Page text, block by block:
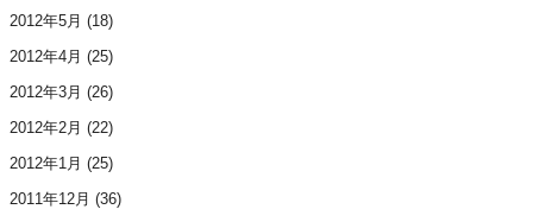
2012年5月 (18)
2012年4月 (25)
2012年3月 (26)
2012年2月 (22)
2012年1月 (25)
2011年12月 (36)